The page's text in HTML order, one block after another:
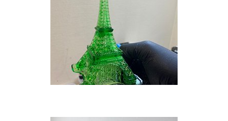
Нажимая на кнопку "Отправить", вы даете согласие на обработку
персональных данных
Отправить
Нажимая на кнопку "Отправить", вы даете согласие на обработку
персональных данных
Или войти через соц сети
ВОЙТИ ЧЕРЕЗ GOOGLE
Отправить
Нажимая на кнопку "Отправить", вы даете согласие на обработку
персональных данных